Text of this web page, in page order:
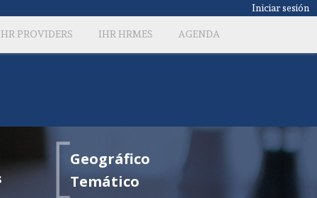
Iniciar sesión
PROVIDERS IHR HRMES AGENDA
Geográfico
Temático